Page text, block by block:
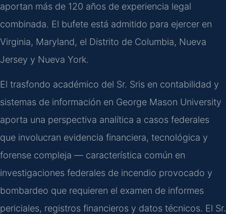
aportan más de 120 años de experiencia legal
combinada. El bufete está admitido para ejercer en
Virginia, Maryland, el Distrito de Columbia, Nueva
Jersey y Nueva York.
El trasfondo académico del Sr. Sris en contabilidad y
sistemas de información en George Mason University
aporta una perspectiva analítica a casos federales
que involucran evidencia financiera, tecnológica y
forense compleja — característica común en
investigaciones federales de incendio provocado y
bombardeo que requieren el examen de informes
periciales, registros financieros y datos técnicos. El Sr.